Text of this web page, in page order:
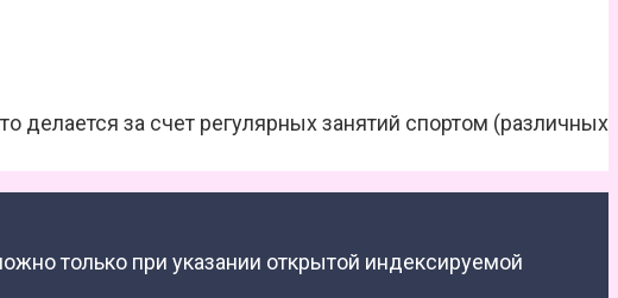
делается за счет регулярных занятий спортом (различных
только при указании открытой индексируемой